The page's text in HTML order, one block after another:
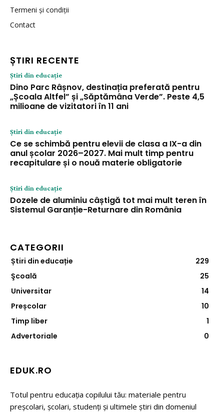
Termeni și condiții
Contact
ȘTIRI RECENTE
Știri din educație
Dino Parc Râșnov, destinația preferată pentru
„Școala Altfel” și „Săptămâna Verde”. Peste 4,5
milioane de vizitatori în 11 ani
Știri din educație
Ce se schimbă pentru elevii de clasa a IX-a din
anul școlar 2026–2027. Mai mult timp pentru
recapitulare și o nouă materie obligatorie
Știri din educație
Dozele de aluminiu câștigă tot mai mult teren în
Sistemul Garanție-Returnare din România
CATEGORII
Știri din educație
229
Şcoală
25
Universitar
14
Preșcolar
10
Timp liber
1
Advertoriale
0
EDUK.RO
Totul pentru educația copilului tău: materiale pentru
preșcolari, școlari, studenți și ultimele știri din domeniul